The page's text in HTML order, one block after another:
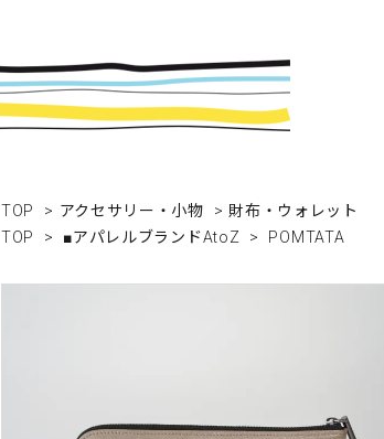
ポスターフレーム カレンダー
雑貨ブランドAtoZ アパレルブ
New In Staff Blog
TOP > アクセサリー・小物 > 財布・ウォレット
TOP
> ■アパレルブランドAtoZ > POMTATA